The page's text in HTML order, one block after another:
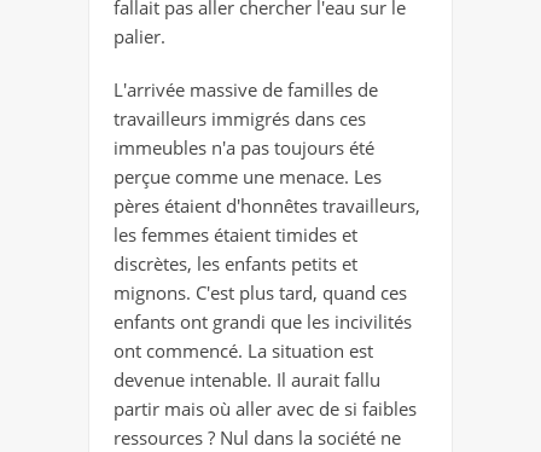
fallait pas aller chercher l'eau sur le
palier.
L'arrivée massive de familles de
travailleurs immigrés dans ces
immeubles n'a pas toujours été
perçue comme une menace. Les
pères étaient d'honnêtes travailleurs,
les femmes étaient timides et
discrètes, les enfants petits et
mignons. C'est plus tard, quand ces
enfants ont grandi que les incivilités
ont commencé. La situation est
devenue intenable. Il aurait fallu
partir mais où aller avec de si faibles
ressources ? Nul dans la société ne